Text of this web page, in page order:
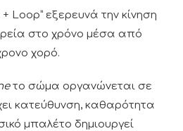
εξερευνά την κίνηση
στο χρόνο μέσα από
χορό.
το σώμα οργανώνεται σε
κατεύθυνση, καθαρότητα
μπαλέτο δημιουργεί